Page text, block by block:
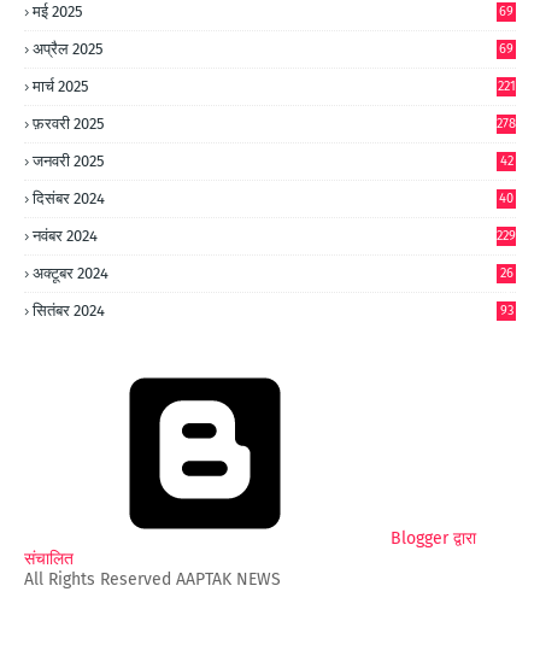
मई 2025 69
अप्रैल 2025 69
मार्च 2025 221
फ़रवरी 2025 278
जनवरी 2025
42
दिसंबर 2024
40
नवंबर 2024 229
अक्टूबर 2024
26
सितंबर 2024 93
Blogger द्वारा
संचालित
All Rights Reserved AAPTAK NEWS